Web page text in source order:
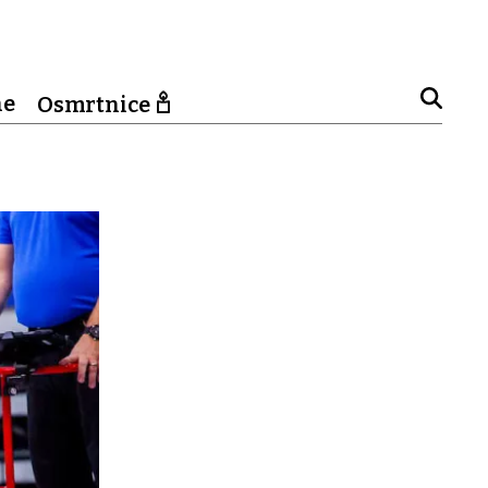
Osmrtnice